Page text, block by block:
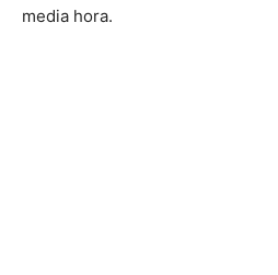
media hora.